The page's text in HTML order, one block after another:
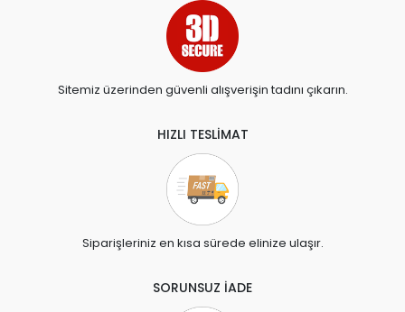
Sitemiz üzerinden güvenli alışverişin tadını çıkarın.
HIZLI TESLİMAT
Siparişleriniz en kısa sürede elinize ulaşır.
SORUNSUZ İADE